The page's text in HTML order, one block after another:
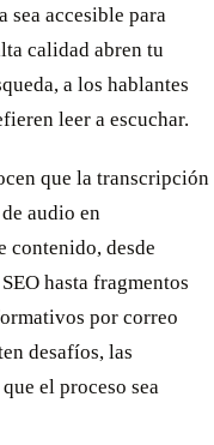
sea accesible para
calidad abren tu
a los hablantes
leer a escuchar.
que la transcripción
audio en
contenido, desde
hasta fragmentos
por correo
desafíos, las
el proceso sea